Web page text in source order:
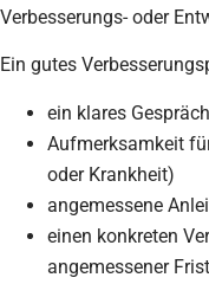
Verbesserungs- oder
Ein gutes
ein klares
Aufmerksamkeit
oder Krankheit)
angemessene
einen konkreten
angemessener Frist